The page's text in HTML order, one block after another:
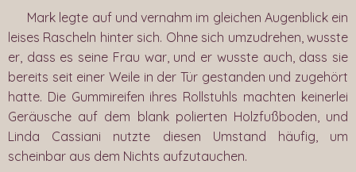
Mark legte auf und vernahm im gleichen Augenblick ein
leises Rascheln hinter sich. Ohne sich umzudrehen, wusste
er, dass es seine Frau war, und er wusste auch, dass sie
bereits seit einer Weile in der Tür gestanden und zugehört
hatte. Die Gummireifen ihres Rollstuhls machten keinerlei
Geräusche auf dem blank polierten Holzfußboden, und
Linda Cassiani nutzte diesen Umstand häufig, um
scheinbar aus dem Nichts aufzutauchen.